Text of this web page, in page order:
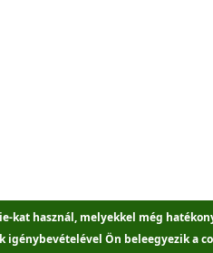
kat használ, melyekkel még
igénybevételével Ön beleegyezik a